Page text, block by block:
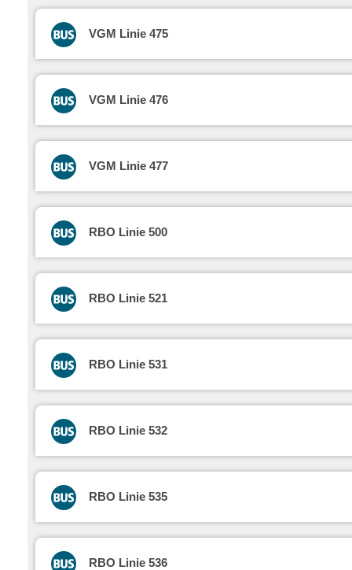
VGM Linie 475
VGM Linie 476
VGM Linie 477
RBO Linie 500
RBO Linie 521
RBO Linie 531
RBO Linie 532
RBO Linie 535
RBO Linie 536